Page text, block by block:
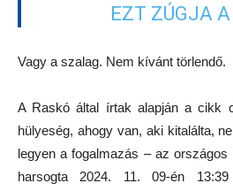
EZT ZÚGJA A
Vagy a szalag. Nem kívánt törlendő.
A Raskó által írtak alapján a cikk
hülyeség, ahogy van, aki kitalálta,
legyen a fogalmazás – az országos
harsogta 2024. 11. 09-én